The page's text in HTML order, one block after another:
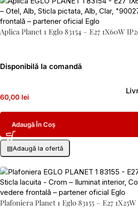
Aplica Planet 1 Eglo 83154 – E27 1X60W
Disponibilă la comandă
60,00 lei
Adaugă În Coș
▤Adaugă la ofertă
Plafoniera Planet 1 Eglo 83155 – E27